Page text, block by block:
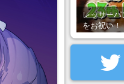
レッサーパ
をお祝い！